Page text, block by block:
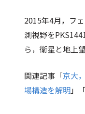
2015年4月，フ
測視野を
ら，衛星と地上
関連記事「京大
場構造を解明」「